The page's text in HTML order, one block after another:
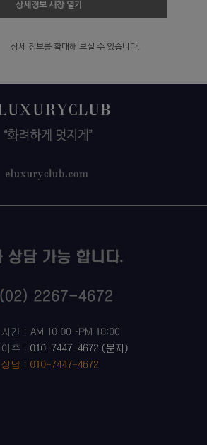
상세정보 새창 열기
상세 정보를 확대해 보실 수 있습니다.